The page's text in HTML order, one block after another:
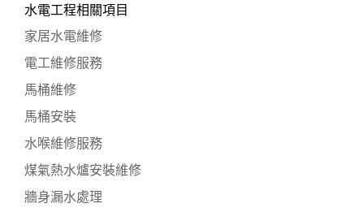
水電工程相關項目
家居水電維修
電工維修服務
馬桶維修
馬桶安裝
水喉維修服務
煤氣熱水爐安裝維修
牆身漏水處理